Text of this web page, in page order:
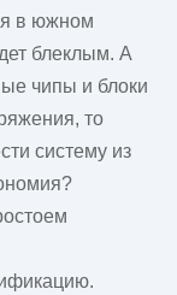
в южном
блеклым. А
чипы и блоки
то
систему из